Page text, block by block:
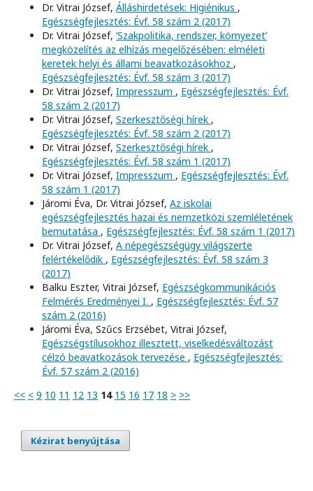
Dr. Vitrai József, Álláshirdetések: Higiénikus ,
Egészségfejlesztés: Évf. 58 szám 2 (2017)
Dr. Vitrai József, ’Szakpolitika, rendszer, környezet’
megközelítés az elhízás megelőzésében: elméleti
keretek helyi és állami beavatkozásokhoz ,
Egészségfejlesztés: Évf. 58 szám 3 (2017)
Dr. Vitrai József, Impresszum , Egészségfejlesztés: Évf.
58 szám 2 (2017)
Dr. Vitrai József, Szerkesztőségi hírek ,
Egészségfejlesztés: Évf. 58 szám 2 (2017)
Dr. Vitrai József, Szerkesztőségi hírek ,
Egészségfejlesztés: Évf. 58 szám 1 (2017)
Dr. Vitrai József, Impresszum , Egészségfejlesztés: Évf.
58 szám 1 (2017)
Járomi Éva, Dr. Vitrai József, Az iskolai
egészségfejlesztés hazai és nemzetközi szemléletének
bemutatása , Egészségfejlesztés: Évf. 58 szám 1 (2017)
Dr. Vitrai József, A népegészségügy világszerte
felértékelődik , Egészségfejlesztés: Évf. 58 szám 3
(2017)
Balku Eszter, Vitrai József, Egészségkommunikációs
Felmérés Eredményei I. , Egészségfejlesztés: Évf. 57
szám 2 (2016)
Járomi Éva, Szűcs Erzsébet, Vitrai József,
Egészségstílusokhoz illesztett, viselkedésváltozást
célzó beavatkozások tervezése , Egészségfejlesztés:
Évf. 57 szám 2 (2016)
<< < 9 10 11 12 13 14 15 16 17 18 > >>
Kézirat benyújtása